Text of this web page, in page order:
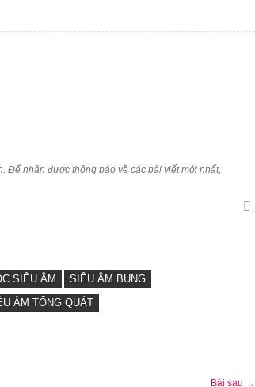
Để nhận được thông báo về các bài viết mới nhất,
SIÊU ÂM
SIÊU ÂM BỤNG
ÂM TỔNG QUÁT
Bài sau →